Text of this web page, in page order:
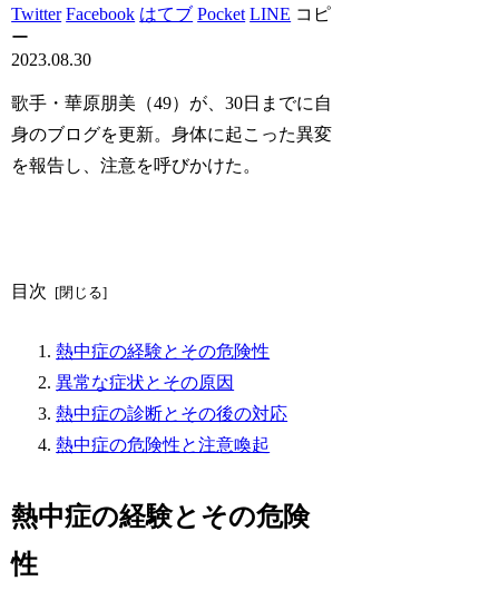
Twitter Facebook はてブ Pocket LINE コピ
ー
2023.08.30
歌手・華原朋美（49）が、30日までに自
身のブログを更新。身体に起こった異変
を報告し、注意を呼びかけた。
目次
熱中症の経験とその危険性
異常な症状とその原因
熱中症の診断とその後の対応
熱中症の危険性と注意喚起
熱中症の経験とその危険
性